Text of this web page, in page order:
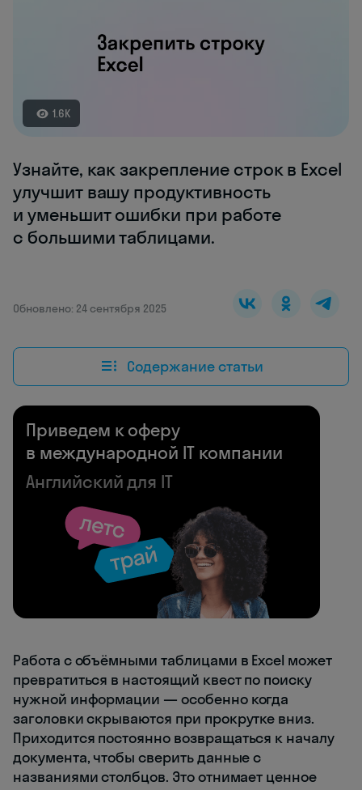
1.6K
Узнайте, как закрепление строк в Excel
улучшит вашу продуктивность
и уменьшит ошибки при работе
с большими таблицами.
Обновлено: 24 сентября 2025
Содержание статьи
Приведем к оферу
в международной IT компании
Английский для IT
Работа с объёмными таблицами в Excel может
превратиться в настоящий квест по поиску
нужной информации — особенно когда
заголовки скрываются при прокрутке вниз.
Приходится постоянно возвращаться к началу
документа, чтобы сверить данные с
названиями столбцов. Это отнимает ценное